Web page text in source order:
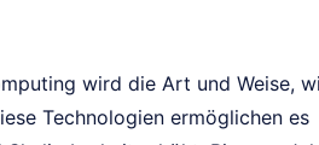
wird die Art und Weise,
Technologien ermöglichen es